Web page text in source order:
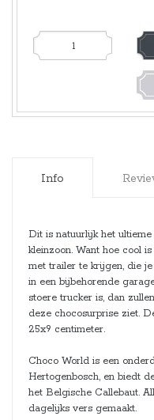
Info
Dit is natuurlijk het
kleinzoon. Want hoe cool
met trailer te krijgen, die
in een bijbehorende
stoere trucker is, dan
deze chocosurprise ziet.
25x9 centimeter.
Choco World is een
Hertogenbosch, en biedt
het Belgische Callebaut.
dagelijks vers gemaakt.